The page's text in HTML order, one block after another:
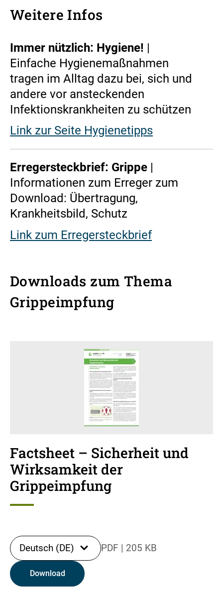
Weitere Infos
Immer nützlich: Hygiene! |
Einfache Hygienemaßnahmen
tragen im Alltag dazu bei, sich und
andere vor ansteckenden
Infektionskrankheiten zu schützen
Link zur Seite Hygienetipps
Erregersteckbrief: Grippe |
Informationen zum Erreger zum
Download: Übertragung,
Krankheitsbild, Schutz
Link zum Erregersteckbrief
Downloads zum Thema
Grippeimpfung
Factsheet – Sicherheit und
Wirksamkeit der
Grippeimpfung
Deutsch (DE) PDF | 205 KB
Download